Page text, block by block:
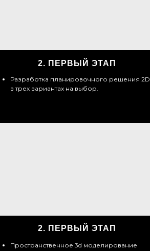
2. ПЕРВЫЙ ЭТАП
Разработка планировочного решения 2D
в трех вариантах на выбор.
2. ПЕРВЫЙ ЭТАП
Пространственное 3d моделирование